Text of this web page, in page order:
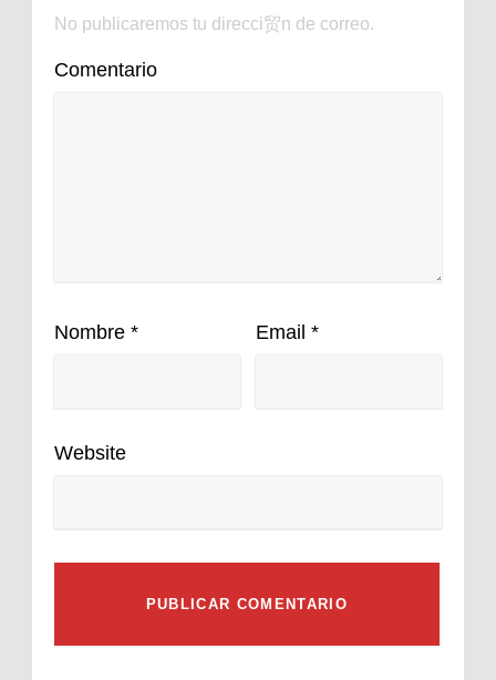
No publicaremos tu direcci贸n de correo.
Comentario
Nombre * Email *
Website